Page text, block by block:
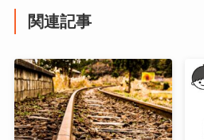
関連記事